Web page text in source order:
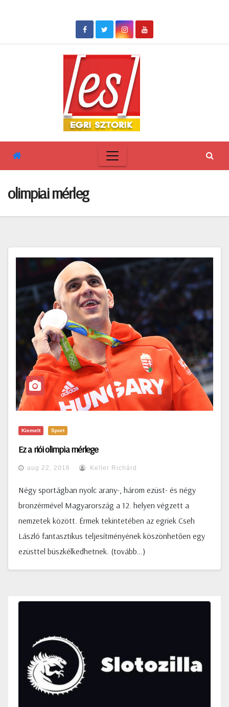
olimpiai mérleg
Kiemelt Sport
Ez a riói olimpia mérlege
aug 22, 2016 Keller Richárd
Négy sportágban nyolc arany-, három ezüst- és négy
bronzérmével Magyarország a 12. helyen végzett a
nemzetek között. Érmek tekintetében az egriek Cseh
László fantasztikus teljesítményének köszönhetően egy
ezüsttel büszkélkedhetnek. (tovább…)